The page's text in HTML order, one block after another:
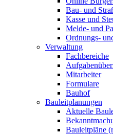
Bau- und
Kasse und
Melde- und
Ordnungs-
Verwaltung
Fachbereiche
Mitarbeiter
Formulare
Bauhof
Bauleitplanungen
Aktuelle
Bauleitpläne